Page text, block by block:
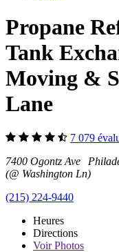
Propane
Tank
Moving &
Lane
7 079
7400 Ogontz Ave
(@ Washington Ln)
(215) 224-9440
Heures
Directions
VoirPhotos